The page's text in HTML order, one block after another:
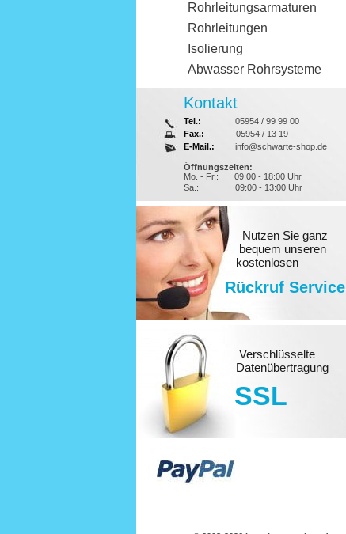
Rohrleitungsarmaturen
Rohrleitungen
Isolierung
Abwasser Rohrsysteme
Kontakt
Tel.:
05954 / 99 99 00
Fax.:
05954 / 13 19
E-Mail.:
info@schwarte-shop.de
Öffnungszeiten:
Mo. - Fr.:
09:00 - 18:00 Uhr
Sa.:
09:00 - 13:00 Uhr
Nutzen Sie ganz
bequem unseren
kostenlosen
Rückruf Service
Verschlüsselte
Datenübertragung
SSL